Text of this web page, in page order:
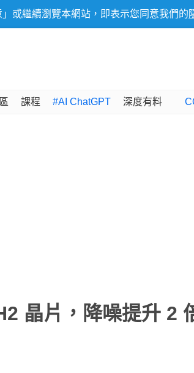
或繼續瀏覽本網站，即表示您同意我們的
課程 #AI ChatGPT 深度有料
晶片，降噪提升 2